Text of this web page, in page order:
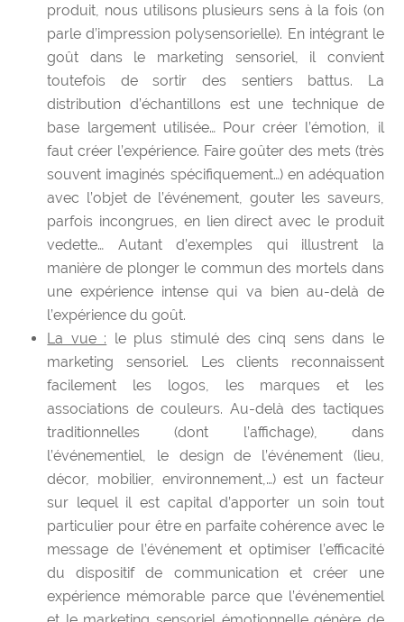
produit, nous utilisons plusieurs sens à la fois (on
parle d’impression polysensorielle). En intégrant le
goût dans le marketing sensoriel, il convient
toutefois de sortir des sentiers battus. La
distribution d’échantillons est une technique de
base largement utilisée… Pour créer l’émotion, il
faut créer l’expérience. Faire goûter des mets (très
souvent imaginés spécifiquement…) en adéquation
avec l’objet de l’événement,
gouter les saveurs,
parfois incongrues, en lien direct avec le produit
vedette… Autant d’exemples qui illustrent la
manière de plonger le commun des mortels dans
une expérience intense qui va bien au-delà de
l’expérience du goût.
La vue : le plus stimulé des cinq sens dans le
marketing sensoriel. Les clients reconnaissent
facilement les logos, les marques et les
associations de couleurs. Au-delà des tactiques
traditionnelles (dont l’affichage), dans
l’événementiel, le design de l’événement (lieu,
décor, mobilier, environnement,…) est un facteur
sur lequel il est capital d’apporter un soin tout
particulier pour être en parfaite cohérence avec le
message de l’événement et optimiser l’efficacité
du dispositif de communication etcréer une
expérience mémorable parce que l’événementiel